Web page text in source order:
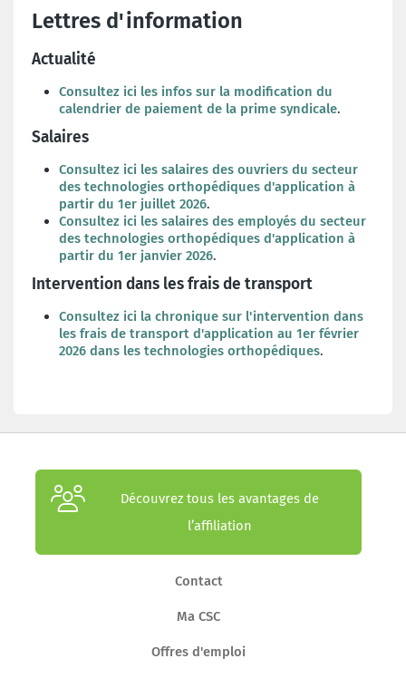
Lettres d'information
Actualité
Consultez ici les infos sur la modification du
calendrier de paiement de la prime syndicale.
Salaires
Consultez ici les salaires des ouvriers du secteur
des technologies orthopédiques d'application à
partir du 1er juillet 2026.
Consultez ici les salaires des employés du secteur
des technologies orthopédiques d'application à
partir du 1er janvier 2026.
Intervention dans les frais de transport
Consultez ici la chronique sur l'intervention dans
les frais de transport d'application au 1er février
2026 dans les technologies orthopédiques.
Découvrez tous les avantages de
l’affiliation
Contact
Ma CSC
Offres d'emploi